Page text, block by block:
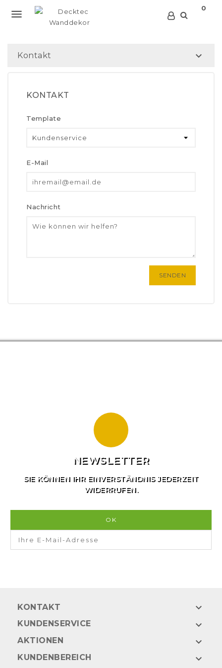
 0
Kontakt 
KONTAKT
Template
E-Mail
Nachricht
NEWSLETTER
SIE KÖNNEN IHR EINVERSTÄNDNIS JEDERZEIT
WIDERRUFEN.
KONTAKT 
KUNDENSERVICE 
AKTIONEN 
KUNDENBEREICH 